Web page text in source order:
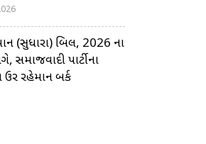
(સુધારા) બિલ, 2026 ના
સમાજવાદી પાર્ટીના
ઉર રહેમાન બર્ક